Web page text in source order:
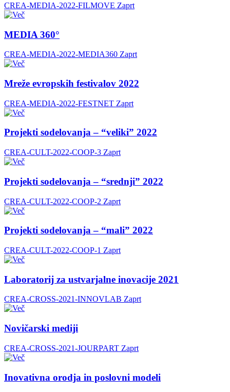
CREA-MEDIA-2022-FILMOVE Zaprt
MEDIA 360°
CREA-MEDIA-2022-MEDIA360 Zaprt
Mreže evropskih festivalov 2022
CREA-MEDIA-2022-FESTNET Zaprt
Projekti sodelovanja – “veliki” 2022
CREA-CULT-2022-COOP-3 Zaprt
Projekti sodelovanja – “srednji” 2022
CREA-CULT-2022-COOP-2 Zaprt
Projekti sodelovanja – “mali” 2022
CREA-CULT-2022-COOP-1 Zaprt
Laboratorij za ustvarjalne inovacije 2021
CREA-CROSS-2021-INNOVLAB Zaprt
Novičarski mediji
CREA-CROSS-2021-JOURPART Zaprt
Inovativna orodja in poslovni modeli